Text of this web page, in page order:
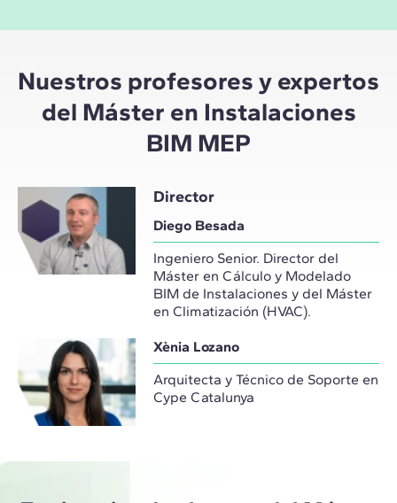
Nuestros profesores y expertos
del Máster en Instalaciones
BIM MEP
Director
Diego Besada
Ingeniero Senior. Director del
Máster en Cálculo y Modelado
BIM de Instalaciones y del Máster
en Climatización (HVAC).
Xènia Lozano
Arquitecta y Técnico de Soporte en
Cype Catalunya